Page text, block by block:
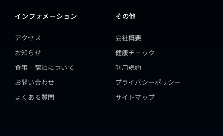
インフォメーション
アクセス
お知らせ
食事・宿泊について
お問い合わせ
よくある質問
その他
会社概要
健康チェック
利用規約
プライバシーポリシー
サイトマップ